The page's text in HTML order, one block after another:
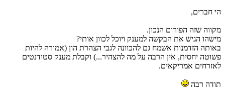
הי חברים,
מקווה שזה הפורום הנכון.
מישהו הגיש את הבקשה למענק ויוכל לכוון אותי?
באותה הזדמנות אשמח גם להכוונה לגבי הצהרת הון (אמורה להיות
פשוטה יחסית, אין הרבה על מה להצהיר...) וקבלת מענק סטודנטים
לאזרחים אמריקאים.
תודה רבה